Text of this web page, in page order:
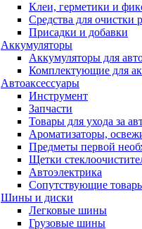
Клеи, герметики и
Средства для очистки
Присадки и добавки
Аккумуляторы
Аккумуляторы для
Комплектующие для
Автоаксессуары
Инструмент
Запчасти
Товары для ухода за
Ароматизаторы,
Предметы первой
Щетки
Автоэлектрика
Сопутствующие
Шины и диски
Легковые шины
Грузовые шины